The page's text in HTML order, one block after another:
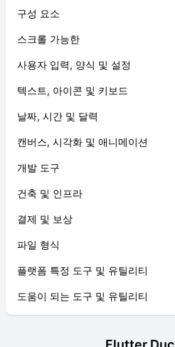
구성 요소
스크롤 가능한
사용자 입력, 양식 및 설정
텍스트, 아이콘 및 키보드
날짜, 시간 및 달력
캔버스, 시각화 및 애니메이션
개발 도구
건축 및 인프라
결제 및 보상
파일 형식
플랫폼 특정 도구 및 유틸리티
도움이 되는 도구 및 유틸리티